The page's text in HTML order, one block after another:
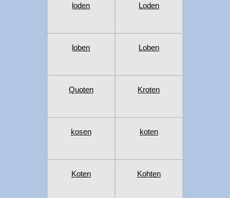
loden Loden
loben Loben
Quoten Kroten
kosen koten
Koten Kohten